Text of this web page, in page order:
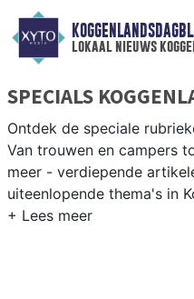
lokaal nieuws
SPECIALS
Ontdek de speciale
Van trouwen en campers
meer - verdiepende
uiteenlopende thema's in